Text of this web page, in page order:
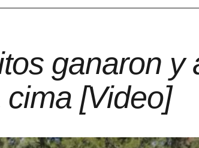
ganaron y
cima [Video]